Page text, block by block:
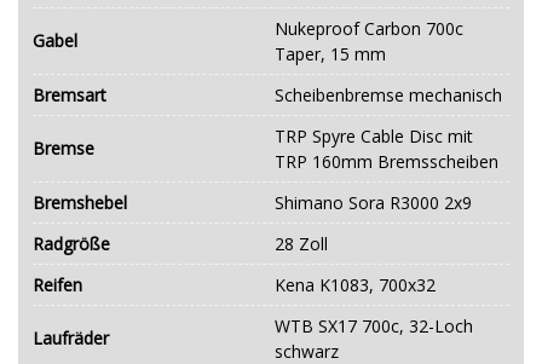
Gabel
Nukeproof Carbon 700c
Taper, 15 mm
Bremsart
Scheibenbremse mechanisch
Bremse
TRP Spyre Cable Disc mit
TRP 160mm Bremsscheiben
Bremshebel
Shimano Sora R3000 2x9
Radgröße
28 Zoll
Reifen
Kena K1083, 700x32
Laufräder
WTB SX17 700c, 32-Loch
schwarz